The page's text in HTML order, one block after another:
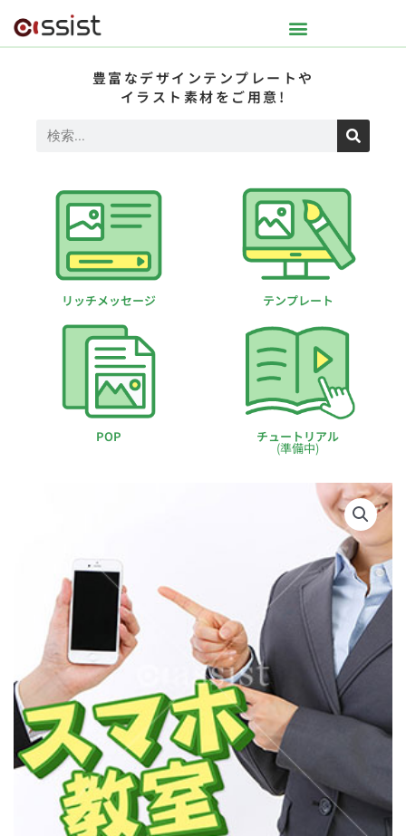
豊富なデザインテンプレートや
イラスト素材をご用意!
リッチメッセージ テンプレート
POP チュートリアル
(準備中)